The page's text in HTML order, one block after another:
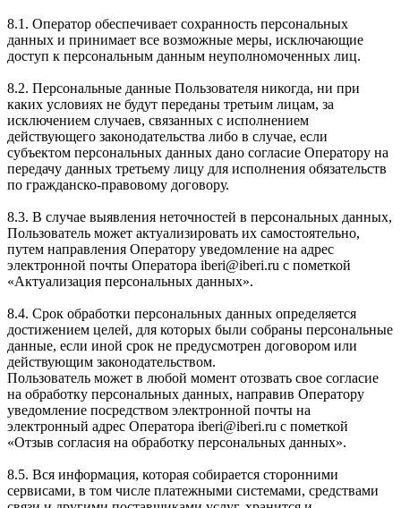
8.1. Оператор обеспечивает сохранность персональных
данных и принимает все возможные меры, исключающие
доступ к персональным данным неуполномоченных лиц.
8.2. Персональные данные Пользователя никогда, ни при
каких условиях не будут переданы третьим лицам, за
исключением случаев, связанных с исполнением
действующего законодательства либо в случае, если
субъектом персональных данных дано согласие Оператору на
передачу данных третьему лицу для исполнения обязательств
по гражданско-правовому договору.
8.3. В случае выявления неточностей в персональных данных,
Пользователь может актуализировать их самостоятельно,
путем направления Оператору уведомление на адрес
электронной почты Оператора iberi@iberi.ru с пометкой
«Актуализация персональных данных».
8.4. Срок обработки персональных данных определяется
достижением целей, для которых были собраны персональные
данные, если иной срок не предусмотрен договором или
действующим законодательством.
Пользователь может в любой момент отозвать свое согласие
на обработку персональных данных, направив Оператору
уведомление посредством электронной почты на
электронный адрес Оператора iberi@iberi.ru с пометкой
«Отзыв согласия на обработку персональных данных».
8.5. Вся информация, которая собирается сторонними
сервисами, в том числе платежными системами, средствами